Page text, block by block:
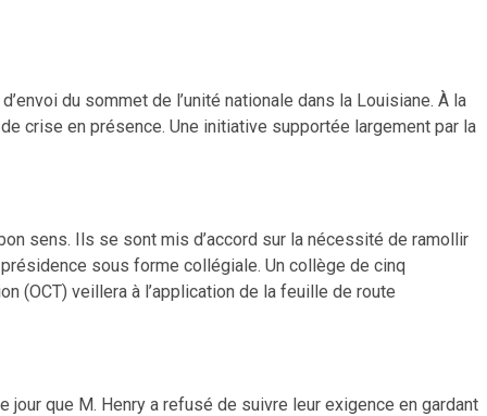
du sommet de l’unité nationale dans la Louisiane. À la
crise en présence. Une initiative supportée largement par la
sens. Ils se sont mis d’accord sur la nécessité de ramollir
sous forme collégiale. Un collège de cinq
(OCT) veillera à l’application de la feuille de route
que M. Henry a refusé de suivre leur exigence en gardant